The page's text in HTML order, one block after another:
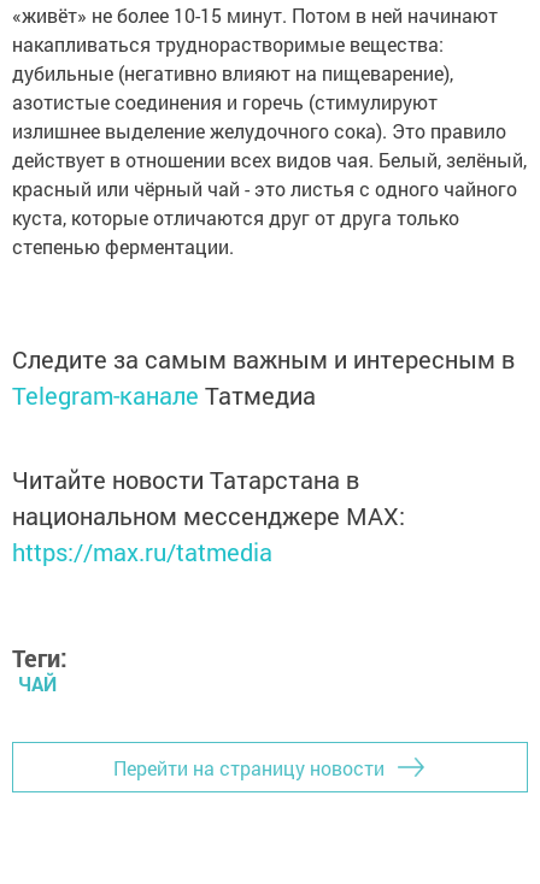
«живёт» не более 10-15 минут. Потом в ней начинают
накапливаться труднорастворимые вещества:
дубильные (негативно влияют на пищеварение),
азотистые соединения и горечь (стимулируют
излишнее выделение желудочного сока). Это правило
действует в отношении всех видов чая. Белый, зелёный,
красный или чёрный чай - это листья с одного чайного
куста, которые отличаются друг от друга только
степенью ферментации.
Следите за самым важным и интересным в
Telegram-канале Татмедиа
Читайте новости Татарстана в
национальном мессенджере MАХ:
https://max.ru/tatmedia
Теги:
ЧАЙ
Перейти на страницу новости